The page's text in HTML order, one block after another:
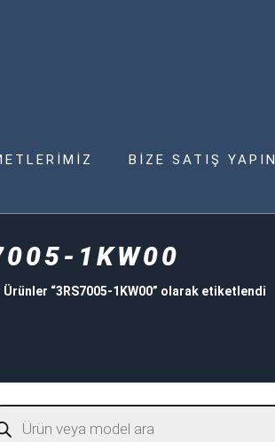
BİZE SATIŞ YAPIN
1KW00
Ürünler “3RS7005-1KW00” olarak etiketlendi